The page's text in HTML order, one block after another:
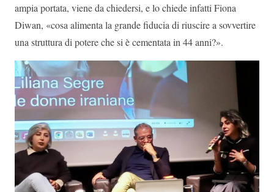
ampia portata, viene da chiedersi, e lo chiede infatti Fiona
Diwan, «cosa alimenta la grande fiducia di riuscire a sovvertire
una struttura di potere che si è cementata in 44 anni?».